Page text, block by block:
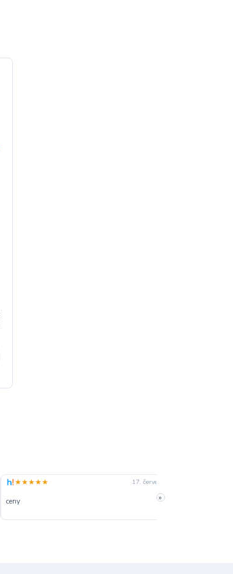
★★★★★ 17. července
ceny »